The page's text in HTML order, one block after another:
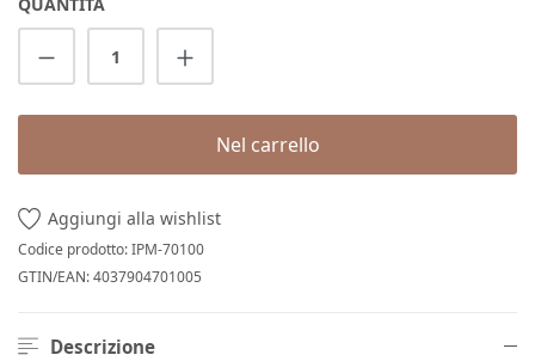
Quantità del prodotto: inserisci la
Nel carrello
Aggiungi alla wishlist
Codice prodotto:IPM-70100
GTIN/EAN:4037904701005
Descrizione